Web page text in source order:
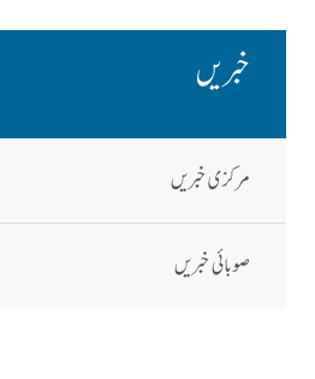
خبریں
مرکزی خبریں
صوبائی خبریں